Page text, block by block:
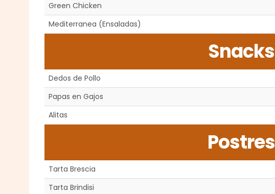
Green Chicken
Mediterranea (Ensaladas)
Snacks
Dedos de Pollo
Papas en Gajos
Alitas
Postres
Tarta Brescia
Tarta Brindisi